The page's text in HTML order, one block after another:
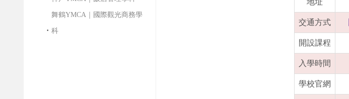
舞鶴YMCA｜國際觀光商務學
科
交通方式
開設課程
入學時間
學校官網